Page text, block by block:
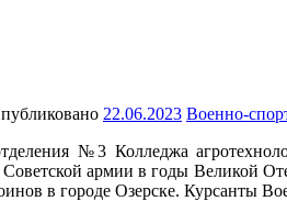
22.06.2023 Военно-
№3 Колледжа
Советской армии в годы Великой
в городе Озерске. Курсанты